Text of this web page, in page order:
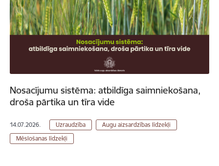
Nosacījumu sistēma: atbildīga saimniekošana,
droša pārtika un tīra vide
14.07.2026. Uzraudzība
Augu aizsardzības līdzekļi
Mēslošanas līdzekļi